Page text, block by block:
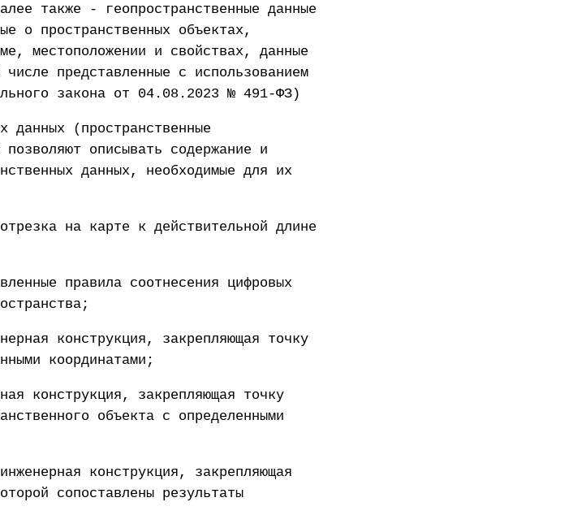
также - геопространственные данные
о пространственных объектах,
местоположении и свойствах, данные
представленные с использованием
закона от 04.08.2023 № 491-ФЗ)
данных (пространственные
описывать содержание и
данных, необходимые для их
на карте к действительной длине
правила соотнесения цифровых
конструкция, закрепляющая точку
координатами;
конструкция, закрепляющая точку
объекта с определенными
конструкция, закрепляющая
сопоставлены результаты